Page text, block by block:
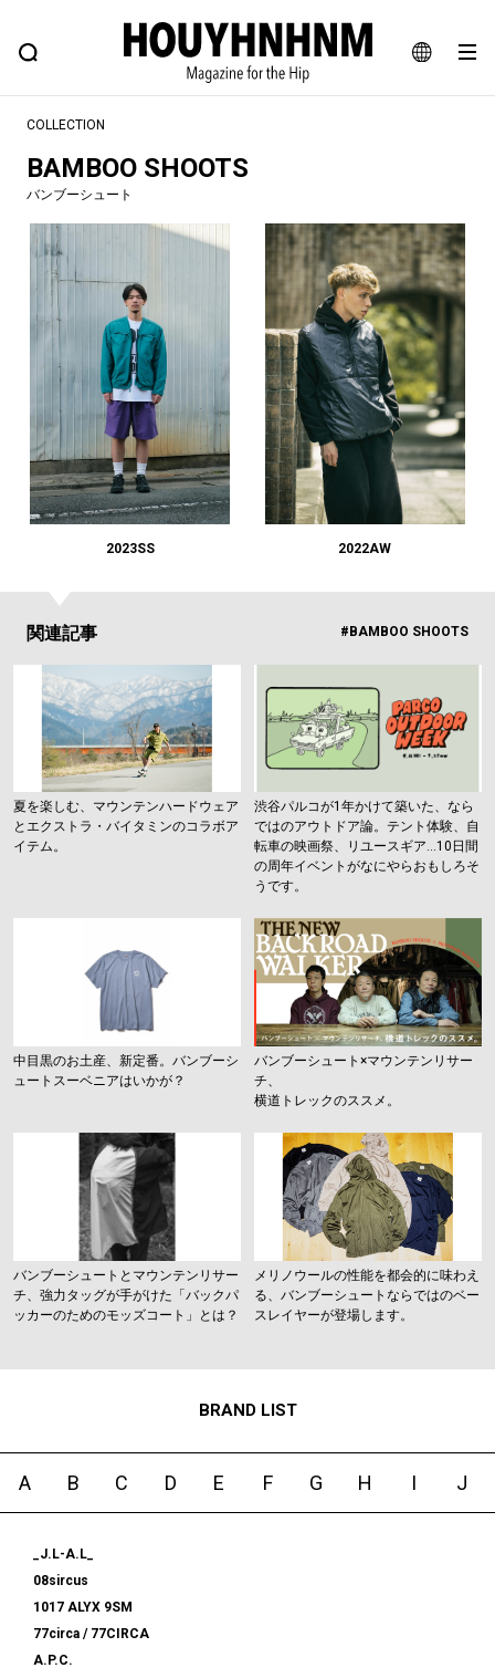
JA
FEATURE BLOG SNAP
ヒップなファッション、カルチャー、ライフスタイルWEBマガジン
#SHOPPING ADDICT #憧れの逸品
#ESSENTIAL DESIGNS #古着サミット
#NEW VINTAGE #マイナーグッド図鑑
#路地裏てぃーん。 #MONTHLY JOURNAL
#GH 銘品の所以 #フイナムのYouTube
#Commune H #FOCUS IT #AH.H
#ととけん #FASHION #MUSIC #MOVIE
#LIFESTYLE #SNEAKER #OUTDOOR
COLLECTION
BAMBOO SHOOTS
バンブーシュート
2023SS 2022AW
関連記事 #BAMBOO SHOOTS
夏を楽しむ、マウンテンハードウェア
とエクストラ・バイタミンのコラボア
イテム。
渋谷パルコが1年かけて築いた、なら
ではのアウトドア論。テント体験、自
転車の映画祭、リユースギア…10日間
の周年イベントがなにやらおもしろそ
うです。
中目黒のお土産、新定番。バンブーシ
ュートスーベニアはいかが？
バンブーシュート×マウンテンリサー
チ、
横道トレックのススメ。
バンブーシュートとマウンテンリサー
チ、強力タッグが手がけた「バックパ
ッカーのためのモッズコート」とは？
メリノウールの性能を都会的に味わえ
る、バンブーシュートならではのベー
スレイヤーが登場します。
BRAND LIST
A B C D E F G H I J
_J.L-A.L_
08sircus
1017 ALYX 9SM
77circa / 77CIRCA
A.P.C.